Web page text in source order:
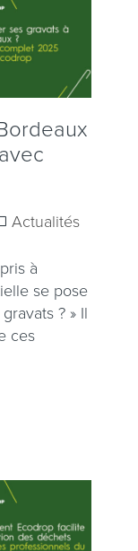
Actualités
à
se pose
? » Il
ces